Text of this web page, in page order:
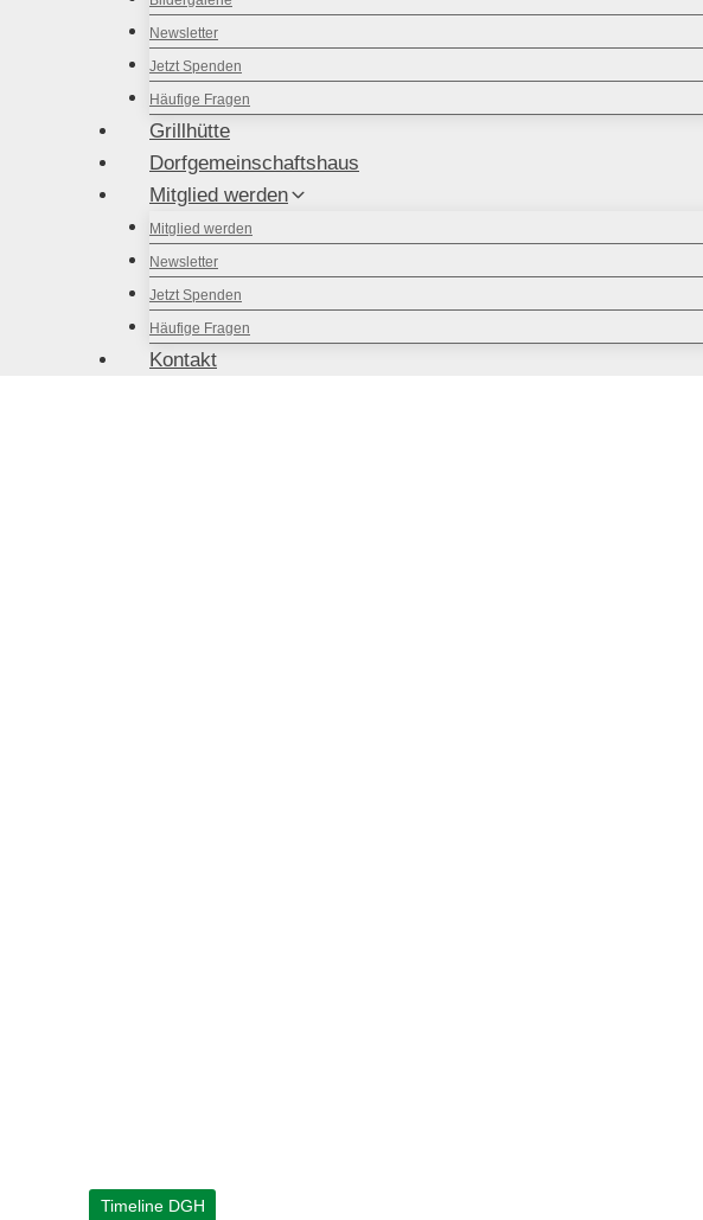
Newsletter
Jetzt Spenden
Häufige Fragen
Grillhütte
Dorfgemeinschaftshaus
Mitglied werden
Mitglied werden
Newsletter
Jetzt Spenden
Häufige Fragen
Kontakt
Timeline DGH